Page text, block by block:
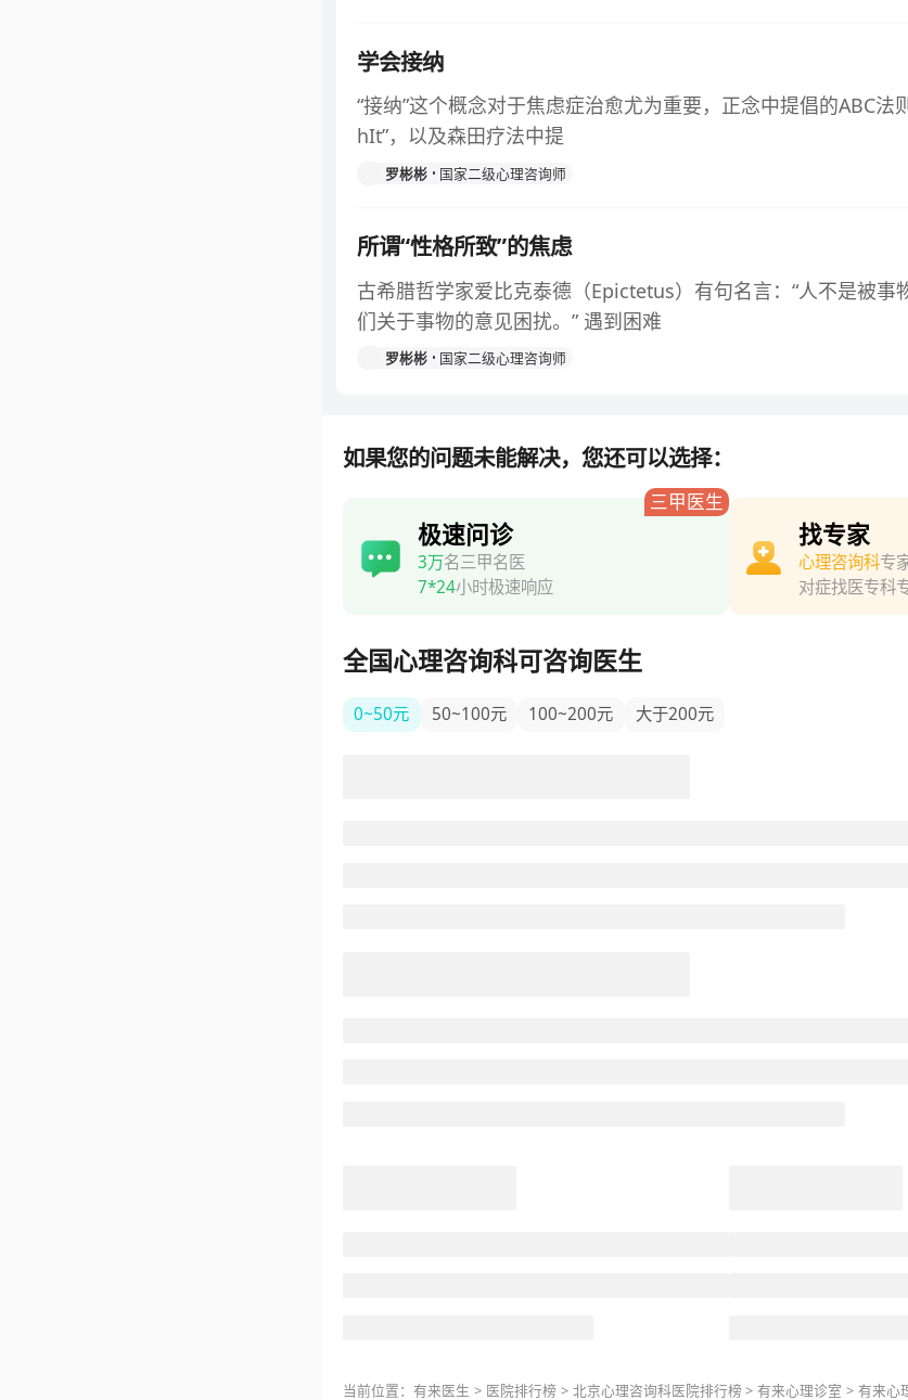
学会接纳
“接纳”这个概念对于焦虑症治愈尤为重要，正念中提倡的ABC法
hIt”，以及森田疗法中提
罗彬彬 国家二级心理咨询师
所谓“性格所致”的焦虑
古希腊哲学家爱比克泰德（Epictetus）有句名言：“人不是被事
们关于事物的意见困扰。” 遇到困难
罗彬彬 国家二级心理咨询师
如果您的问题未能解决，您还可以选择：
三甲医生
极速问诊
3万名三甲名医
7*24小时极速响应
找专家
心理咨询科专
对症找医专科
全国心理咨询科可咨询医生
0~50元 50~100元 100~200元 大于200元
当前位置：有来医生 > 医院排行榜 > 北京心理咨询科医院排行榜 > 有来心理诊室 > 有来心